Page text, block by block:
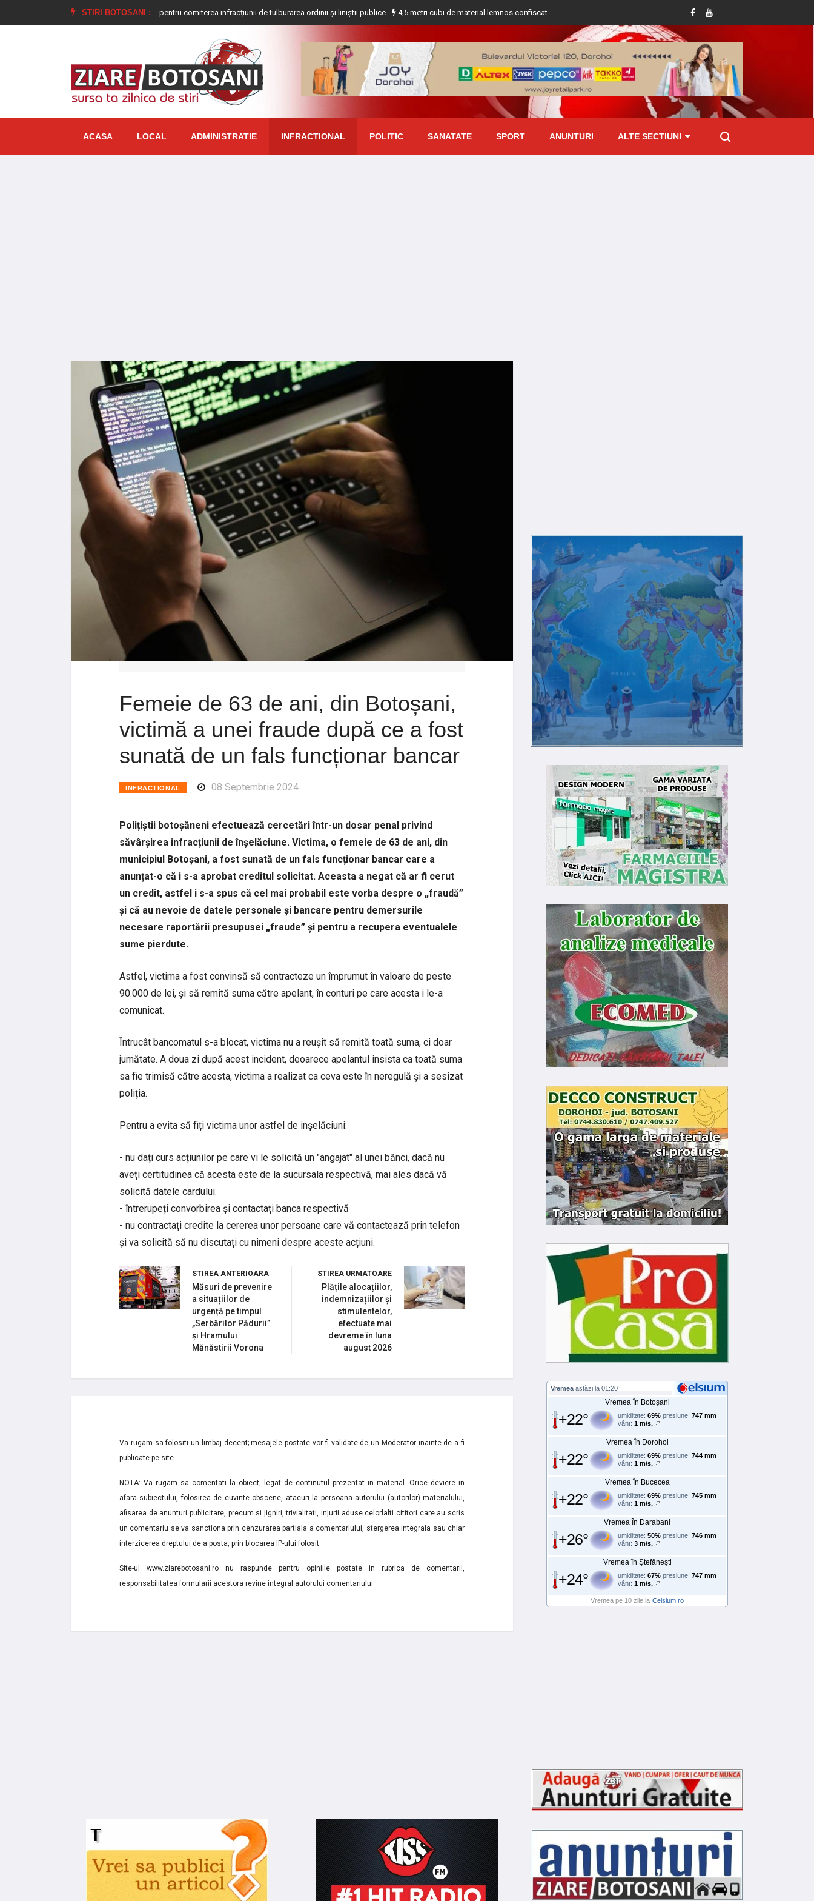
STIRI BOTOSANI :
Tânăr condamnat la închisoare pentru comiterea infracțiunii de tulburarea ordinii și liniștii publice 4,5 metri cubi de material lemnos confiscat de polițiști la Pomârla Botoșănean prins cu țigări de contrabandă ascunse în mașină
ACASA LOCAL ADMINISTRATIE INFRACTIONAL POLITIC SANATATE SPORT ANUNTURI ALTE SECTIUNI
Femeie de 63 de ani, din Botoșani,
victimă a unei fraude după ce a fost
sunată de un fals funcționar bancar
INFRACTIONAL 08 Septembrie 2024
Polițiștii botoșăneni efectuează cercetări într-un dosar penal privind
săvârșirea infracțiunii de înșelăciune. Victima, o femeie de 63 de ani, din
municipiul Botoșani, a fost sunată de un fals funcționar bancar care a
anunțat-o că i s-a aprobat creditul solicitat. Aceasta a negat că ar fi cerut
un credit, astfel i s-a spus că cel mai probabil este vorba despre o „fraudă”
și că au nevoie de datele personale și bancare pentru demersurile
necesare raportării presupusei „fraude” și pentru a recupera eventualele
sume pierdute.
Astfel, victima a fost convinsă să contracteze un împrumut în valoare de peste
90.000 de lei, și să remită suma către apelant, în conturi pe care acesta i le-a
comunicat.
Întrucât bancomatul s-a blocat, victima nu a reușit să remită toată suma, ci doar
jumătate. A doua zi după acest incident, deoarece apelantul insista ca toată suma
sa fie trimisă către acesta, victima a realizat ca ceva este în neregulă și a sesizat
poliția.
Pentru a evita să fiți victima unor astfel de inșelăciuni:
- nu dați curs acțiunilor pe care vi le solicită un "angajat" al unei bănci, dacă nu
aveți certitudinea că acesta este de la sucursala respectivă, mai ales dacă vă
solicită datele cardului.
- întrerupeți convorbirea și contactați banca respectivă
- nu contractați credite la cererea unor persoane care vă contactează prin telefon
și va solicită să nu discutați cu nimeni despre aceste acțiuni.
STIREA ANTERIOARA
Măsuri de prevenire
a situațiilor de
urgență pe timpul
„Serbărilor Pădurii”
și Hramului
Mănăstirii Vorona
STIREA URMATOARE
Plățile alocațiilor,
indemnizațiilor și
stimulentelor,
efectuate mai
devreme în luna
august 2026
Va rugam sa folositi un limbaj decent; mesajele postate vor fi validate de un Moderator inainte de a fi
publicate pe site.
NOTA: Va rugam sa comentati la obiect, legat de continutul prezentat in material. Orice deviere in
afara subiectului, folosirea de cuvinte obscene, atacuri la persoana autorului (autorilor) materialului,
afisarea de anunturi publicitare, precum si jigniri, trivialitati, injurii aduse celorlalti cititori care au scris
un comentariu se va sanctiona prin cenzurarea partiala a comentariului, stergerea integrala sau chiar
interzicerea dreptului de a posta, prin blocarea IP-ului folosit.
Site-ul www.ziarebotosani.ro nu raspunde pentru opiniile postate in rubrica de comentarii,
responsabilitatea formularii acestora revine integral autorului comentariului.
Vremea astăzi la 01:20
Vremea în Botoșani
+22° umiditate: 69% presiune: 747 mm
vânt: 1 m/s,
Vremea în Dorohoi
+22° umiditate: 69% presiune: 744 mm
vânt: 1 m/s,
Vremea în Bucecea
+22° umiditate: 69% presiune: 745 mm
vânt: 1 m/s,
Vremea în Darabani
+26° umiditate: 50% presiune: 746 mm
vânt: 3 m/s,
Vremea în Ștefănești
+24° umiditate: 67% presiune: 747 mm
vânt: 1 m/s,
Vremea pe 10 zile la Celsium.ro